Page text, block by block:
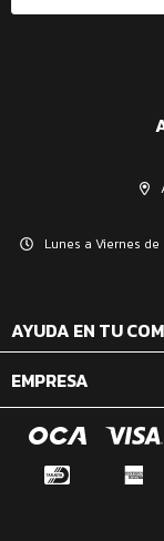
Lunes a Viernes
AYUDA EN TU
EMPRESA